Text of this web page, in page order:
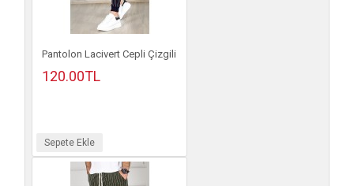
Pantolon Lacivert Cepli Çizgili
120.00TL
Sepete Ekle